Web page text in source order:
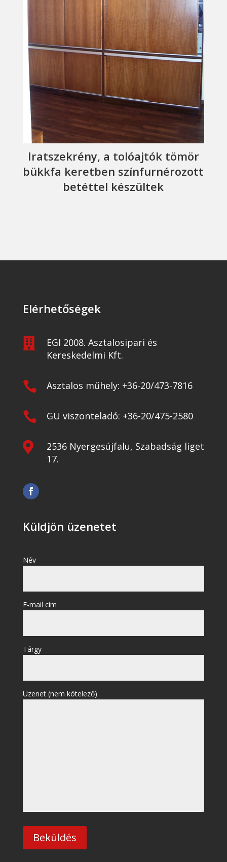
Iratszekrény, a tolóajtók tömör
bükkfa keretben színfurnérozott
betéttel készültek
Elérhetőségek

EGI 2008. Asztalosipari és
Kereskedelmi Kft.
 Asztalos műhely: +36-20/473-7816
 GU viszonteladó: +36-20/475-2580

2536 Nyergesújfalu, Szabadság liget
17.
Küldjön üzenetet
Név
E-mail cím
Tárgy
Üzenet (nem kötelező)